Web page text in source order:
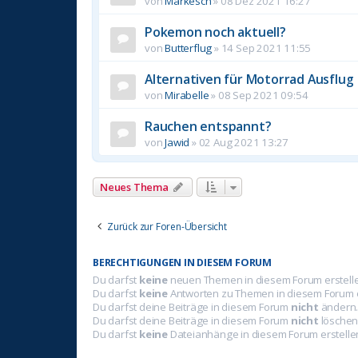
Pokemon noch aktuell?
vonButterflug» 14 Sep 2021 11:55
Alternativen für Motorrad Ausflug
vonMirabelle» 08 Sep 2021 09:54
Rauchen entspannt?
vonJawid » 02 Aug 2021 13:27
Neues Thema
Zurück zur Foren-Übersicht
BERECHTIGUNGEN IN DIESEM FORUM
Du darfst keine neuen Themen in diesem Forum
Du darfst keineAntworten zu Themen in diesem Forum
Du darfst deine Beiträge in diesem Forum nicht ändern.
Du darfst deine Beiträge in diesem Forum nicht
Du darfst keine Dateianhänge in diesem Forum